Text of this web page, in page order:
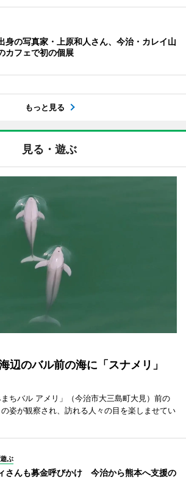
身の写真家・上原和人さん、今治・カレイ山
カフェで初の個展
もっと見る
見る・遊ぶ
辺のバル前の海に「スナメリ」
ちバル アメリ」（今治市大三島町大見）前の
姿が観察され、訪れる人々の目を楽しませてい
ぶ
さんも募金呼びかけ 今治から熊本へ支援の